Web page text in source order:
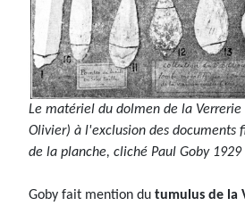
Le matériel du dolmen de la
Olivier) à l'exclusion des documents
de la planche, cliché Paul Goby 1929
Goby fait mention du tumulus de la